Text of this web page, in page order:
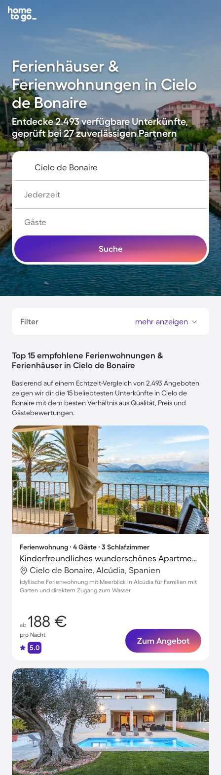
Ferienhäuser &
Ferienwohnungen in Cielo
de Bonaire
Entdecke 2.493 verfügbare Unterkünfte,
geprüft bei 27 zuverlässigen Partnern
Jederzeit
Gäste
Suche
Filter mehr anzeigen
Top 15 empfohlene Ferienwohnungen &
Ferienhäuser in Cielo de Bonaire
Basierend auf einem Echtzeit-Vergleich von 2.493 Angeboten
zeigen wir dir die 15 beliebtesten Unterkünfte in Cielo de
Bonaire mit dem besten Verhältnis aus Qualität, Preis und
Gästebewertungen.
Ferienwohnung ∙ 4 Gäste ∙ 3 Schlafzimmer
Kinderfreundliches wunderschönes Apartment mit Terrasse und Garten | Wasserblick | Neben dem Strand | Perfekt für die Arbeit von Zuhause
Cielo de Bonaire, Alcúdia, Spanien
Idyllische Ferienwohnung mit Meerblick in Alcúdia für Familien mit
Garten und direktem Zugang zum Wasser
ab 188 €
pro Nacht
5.0
Zum Angebot